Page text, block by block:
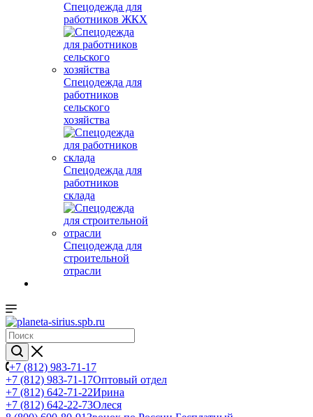
Спецодежда для
работников ЖКХ
Спецодежда для
работников
сельского
хозяйства
Спецодежда для
работников
склада
Спецодежда для
строительной
отрасли
+7 (812) 983-71-17
+7 (812) 983-71-17Оптовый отдел
+7 (812) 642-71-22Ирина
+7 (812) 642-22-73Олеся